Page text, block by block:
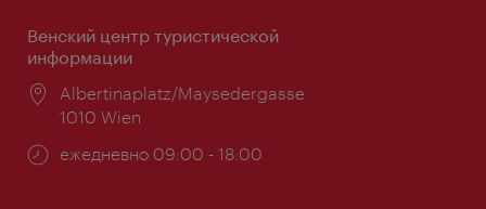
Венский центр туристической
информации
Расположение:
Albertinaplatz/Maysedergasse
1010 Wien
Часы
ежедневно 09:00 - 18:00